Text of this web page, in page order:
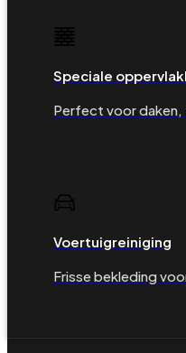
Speciale
Perfect voor daken,
Voertuigreiniging
Frisse bekleding